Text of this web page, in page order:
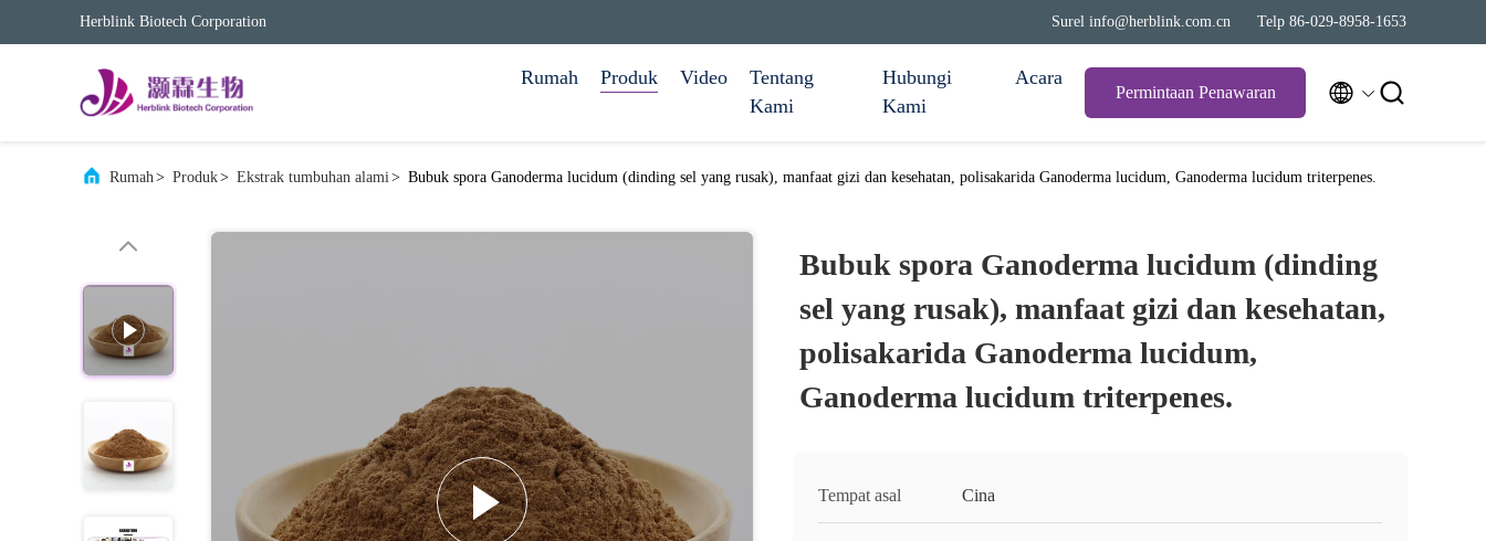
Herblink Biotech Corporation Surel info@herblink.com.cn Telp 86-029-8958-1653
Rumah Produk Video
Tentang
Kami
Hubungi
Kami
Acara
Permintaan Penawaran  
Rumah> Produk> Ekstrak tumbuhan alami> Bubuk spora Ganoderma lucidum (dinding sel yang rusak), manfaat gizi dan kesehatan, polisakarida Ganoderma lucidum, Ganoderma lucidum triterpenes.
Bubuk spora Ganoderma lucidum (dinding
sel yang rusak), manfaat gizi dan kesehatan,
polisakarida Ganoderma lucidum,
Ganoderma lucidum triterpenes.
Tempat asal Cina